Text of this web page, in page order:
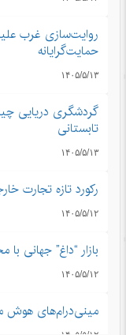
روایت‌سازی غرب
حمایت‌گرایانه
۱۴۰۵/۵/۱۳
گردشگری دریایی
تابستانی
۱۴۰۵/۵/۱۳
رکورد تازه تجارت
۱۴۰۵/۵/۱۲
بازار “داغ” جهانی
۱۴۰۵/۵/۱۲
مینی‌درام‌های هوش